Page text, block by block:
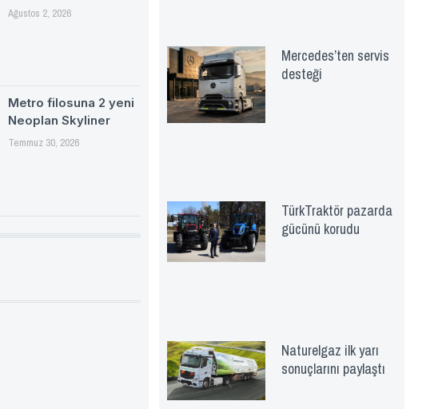
Ağustos 2, 2026
Metro filosuna 2 yeni
Neoplan Skyliner
Temmuz 30, 2026
Mercedes’ten servis
desteği
TürkTraktör pazarda
gücünü korudu
Naturelgaz ilk yarı
sonuçlarını paylaştı